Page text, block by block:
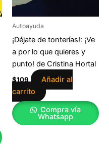
Autoayuda
¡Déjate de tonterías!: ¡Ve
a por lo que quieres y
punto! de Cristina Hortal
$109
Añadir al
carrito
Compra vía
Whatsapp